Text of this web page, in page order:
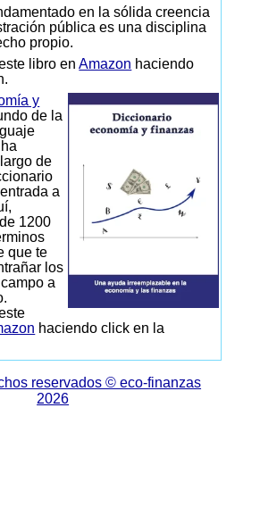
en la sólida creencia
pública es una disciplina
propio.
libro enAmazon haciendo
y
de la
de
a
1200
que te
los
a
haciendo click en la
reservados © eco-finanzas
2026